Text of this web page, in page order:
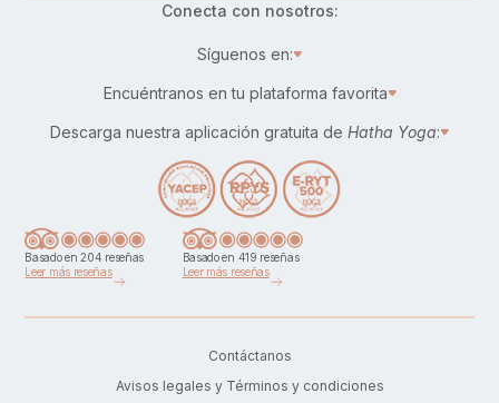
Conecta con nosotros:
Síguenos en:
Encuéntranos en tu plataforma favorita
Descarga nuestra aplicación gratuita de Hatha Yoga:
Basado en 204 reseñas
Leer más reseñas
Basado en 419 reseñas
Leer más reseñas
Contáctanos
Avisos legales y Términos y condiciones